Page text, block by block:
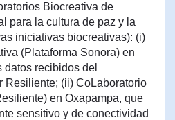
Biocreativa de
para la cultura de paz y la
iniciativas biocreativas): (i)
(Plataforma Sonora) en
datos recibidos del
Resiliente; (ii) CoLaboratorio
en Oxapampa, que
sensitivo y de conectividad